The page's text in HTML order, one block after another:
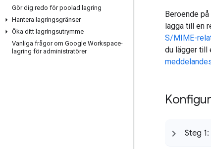
Gör dig redo för poolad lagring
Hantera lagringsgränser
Öka ditt lagringsutrymme
Vanliga frågor om Google Workspace-
lagring för administratörer
Beroende
lägga till en
S/MIME-
du lägger till
Steg